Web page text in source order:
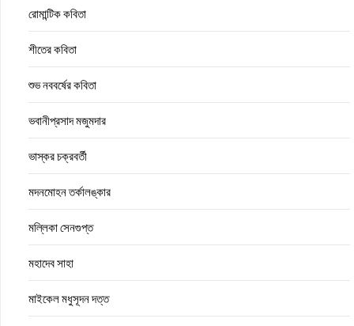
রোমান্টিক কবিতা
শীতের কবিতা
শুভ নববর্ষের কবিতা
ভবানীপ্রসাদ মজুমদার
ভাস্কর চক্রবর্তী
মদনমোহন তর্কালঙ্কার
মল্লিকা সেনগুপ্ত
মহাদেব সাহা
মাইকেল মধুসূদন দত্ত